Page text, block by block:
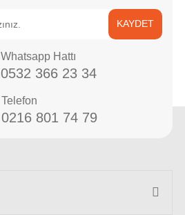
KAYDET
Whatsapp Hattı
0532 366 23 34
Telefon
0216 801 74 79